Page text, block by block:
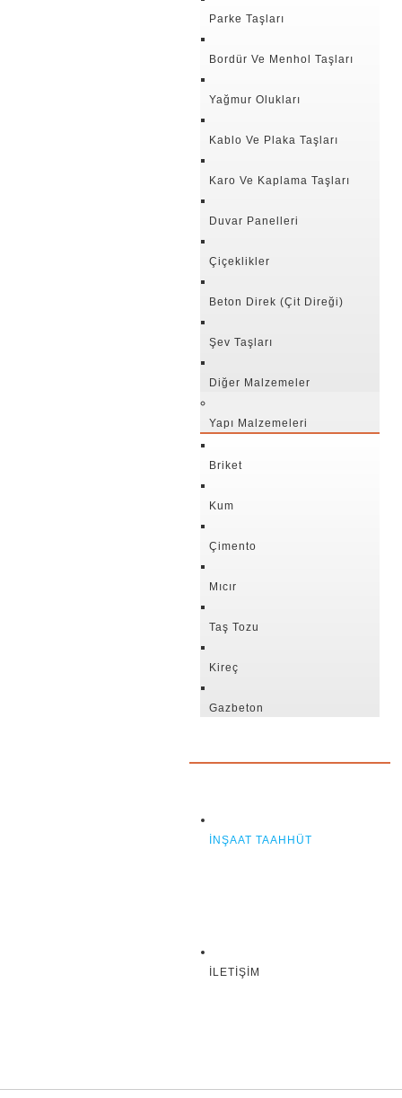
Parke Taşları
Bordür Ve Menhol Taşları
Yağmur Olukları
Kablo Ve Plaka Taşları
Karo Ve Kaplama Taşları
Duvar Panelleri
Çiçeklikler
Beton Direk (Çit Direği)
Şev Taşları
Diğer Malzemeler
Yapı Malzemeleri
Briket
Kum
Çimento
Mıcır
Taş Tozu
Kireç
Gazbeton
İNŞAAT TAAHHÜT
İLETIŞIM